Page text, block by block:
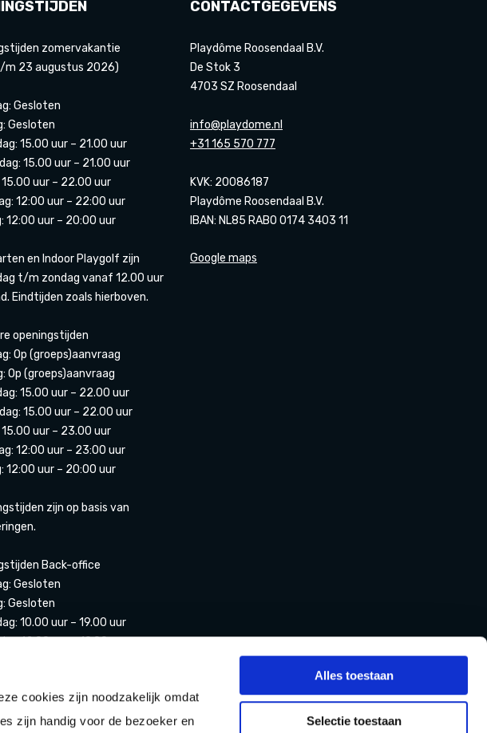
cookies zijn noodzakelijk omdat
zijn handig voor de bezoeker en
Alles toestaan
Selectie toestaan
zomervakantie
m 23 augustus 2026)
Gesloten
Gesloten
15.00 uur – 21.00 uur
15.00 uur – 21.00 uur
15.00 uur – 22.00 uur
12:00 uur – 22:00 uur
12:00 uur – 20:00 uur
en Indoor Playgolf zijn
t/m zondag vanaf 12.00 uur
Eindtijden zoals hierboven.
openingstijden
Op (groeps)aanvraag
Op (groeps)aanvraag
15.00 uur – 22.00 uur
15.00 uur – 22.00 uur
15.00 uur – 23.00 uur
12:00 uur – 23:00 uur
12:00 uur – 20:00 uur
zijn op basis van
Back-office
Gesloten
Gesloten
10.00 uur – 19.00 uur
12.00 uur – 19.00 uur
12.00 uur – 17.00 uur
CONTACTGEGEVENS
Playdôme Roosendaal B.V.
De Stok 3
4703 SZ Roosendaal
info@playdome.nl
+31 165 570 777
KVK: 20086187
Playdôme Roosendaal B.V.
IBAN: NL85 RABO 0174 3403 11
Google maps